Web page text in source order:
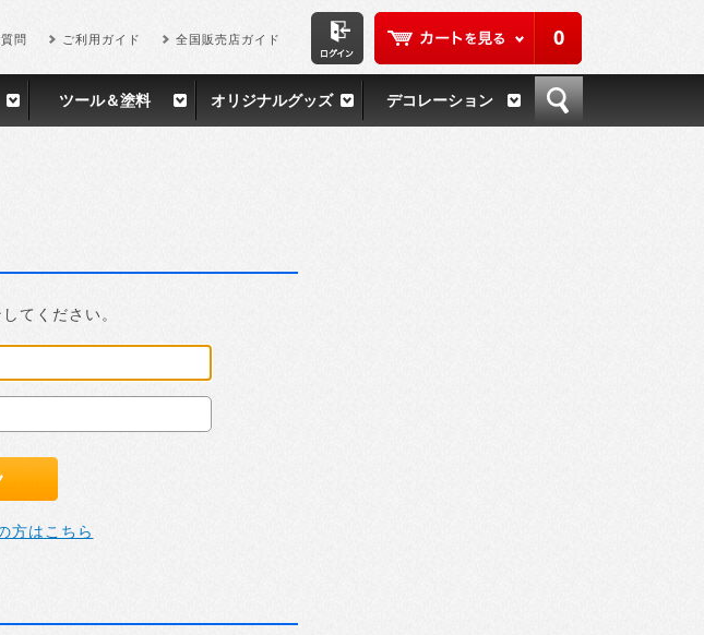
0
問 ご利用ガイド 全国販売店ガイド
ツール＆塗料 オリジナルグッズ デコレーション
てください。
方はこちら